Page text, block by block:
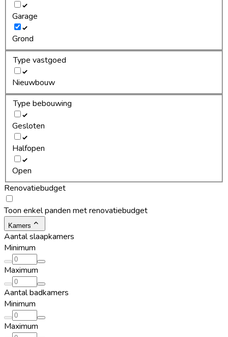
Garage
Grond
Type vastgoed
Nieuwbouw
Type bebouwing
Gesloten
Halfopen
Open
Renovatiebudget
Toon enkel panden met renovatiebudget
Kamers
Aantal slaapkamers
Minimum
Maximum
Aantal badkamers
Minimum
Maximum